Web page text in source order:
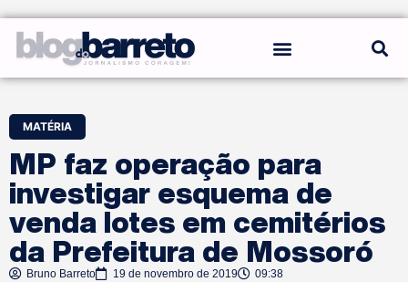
MATÉRIA
MP faz operação para
investigar esquema de
venda lotes em cemitérios
da Prefeitura de Mossoró
Bruno Barreto 19 de novembro de 2019 09:38